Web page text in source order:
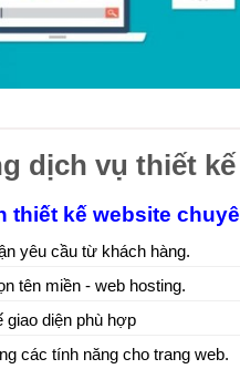
dịch vụ thiết
thiết kế website
yêu cầu từ khách hàng.
tên miền - web hosting.
diện phù hợp
các tính năng cho trang web.